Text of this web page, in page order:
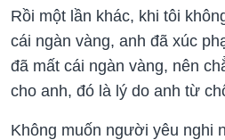
Rồi một lần khác, khi tôi
cái ngàn vàng, anh đã xúc
đã mất cái ngàn vàng, nên
cho anh, đó là lý do anh từ
Không muốn người yêu nghi